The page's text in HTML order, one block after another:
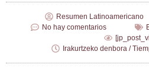
Resumen Latinoamericano
No hay comentarios
Irakurtzeko denbora /